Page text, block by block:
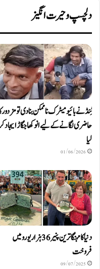
دلچسپ و حیرت انگیز
ٹِنڈ نے بائیومیٹرک ناممکن بنا دی تو مزدور
حاضری لگانے کے لیے انوکھا جگاڑ ایجاد
لیا
01/06/2026
دنیا کا مہنگا ترین پنیر 36 ہزار یورو میں
فروخت
09/07/2025